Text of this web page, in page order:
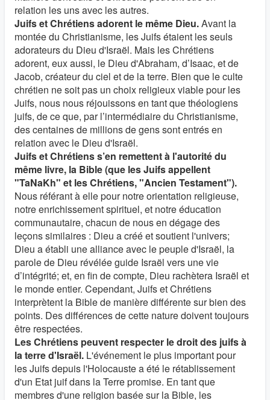
relation les uns avec les autres.
Juifs et Chrétiens adorent le même Dieu.Avant la
montée du Christianisme, les Juifs étaient les seuls
adorateurs du Dieu d'Israël. Mais les Chrétiens
adorent, eux aussi, le Dieu d'Abraham, d’Isaac, et de
Jacob, créateur du ciel et de la terre. Bien que le culte
chrétien ne soit pas un choix religieux viable pour les
Juifs, nous nous réjouissons en tant que théologiens
juifs, de ce que, par l’intermédiaire du Christianisme,
des centaines de millions de gens sont entrés en
relation avec le Dieu d'Israël.
Juifs et Chrétiens s’en remettent à l'autorité du
même livre, la Bible (que les Juifs appellent
"TaNaKh" et les Chrétiens, "Ancien Testament").
Nous référant à elle pour notre orientation religieuse,
notre enrichissement spirituel, et notre éducation
communautaire, chacun de nous en dégage des
leçons similaires : Dieu a créé et soutient l'univers;
Dieu a établi une alliance avec le peuple d'Israël, la
parole de Dieu révélée guide Israël vers une vie
d’intégrité; et, en fin de compte, Dieu rachètera Israël et
le monde entier. Cependant, Juifs et Chrétiens
interprètent la Bible de manière différente sur bien des
points. Des différences de cette nature doivent toujours
être respectées.
Les Chrétiens peuvent respecter le droit des juifs à
la terre d'Israël. L'événement le plus important pour
les Juifs depuis l'Holocauste a été le rétablissement
d'un Etat juif dans la Terre promise. En tant que
membres d'une religion basée sur la Bible, les